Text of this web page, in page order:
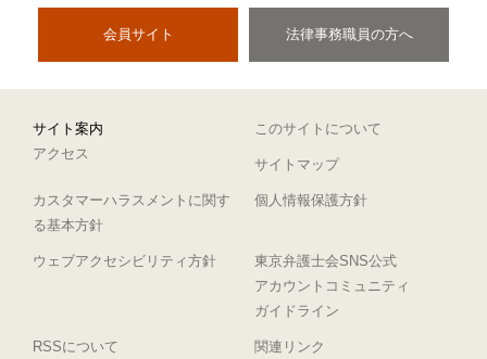
会員サイト 法律事務職員の方へ
サイト案内
このサイトについて
アクセス
サイトマップ
カスタマーハラスメントに関す
る基本方針
個人情報保護方針
ウェブアクセシビリティ方針
東京弁護士会SNS公式
アカウントコミュニティ
ガイドライン
RSSについて 関連リンク